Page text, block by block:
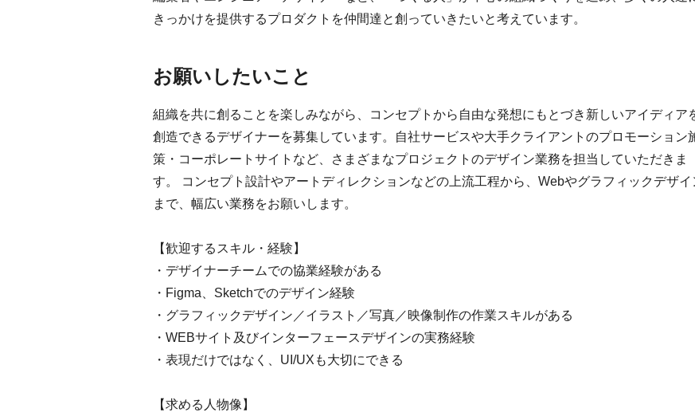
きっかけを提供するプロダクトを仲間達と創っていきたいと考えています。
お願いしたいこと
組織を共に創ることを楽しみながら、コンセプトから自由な発想にもとづき新しいアイディア
創造できるデザイナーを募集しています。自社サービスや大手クライアントのプロモーション
策・コーポレートサイトなど、さまざまなプロジェクトのデザイン業務を担当していただきま
す。 コンセプト設計やアートディレクションなどの上流工程から、Webやグラフィックデザイ
まで、幅広い業務をお願いします。
【歓迎するスキル・経験】
・デザイナーチームでの協業経験がある
・Figma、Sketchでのデザイン経験
・グラフィックデザイン／イラスト／写真／映像制作の作業スキルがある
・WEBサイト及びインターフェースデザインの実務経験
・表現だけではなく、UI/UXも大切にできる
【求める人物像】